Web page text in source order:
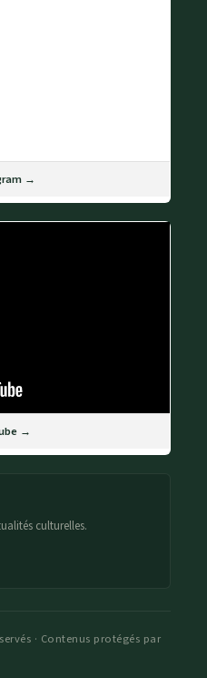
→
→
culturelles.
· Contenus protégés par